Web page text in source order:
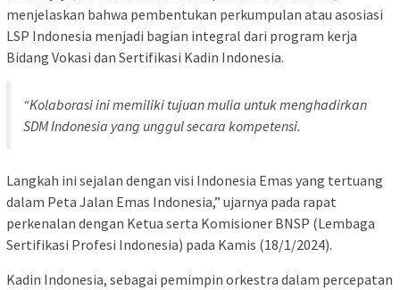
menjelaskan bahwa pembentukan perkumpulan atau asosiasi
LSP Indonesia menjadi bagian integral dari program kerja
Bidang Vokasi dan Sertifikasi Kadin Indonesia.
“Kolaborasi ini memiliki tujuan mulia untuk menghadirkan
SDM Indonesia yang unggul secara kompetensi.
Langkah ini sejalan dengan visi Indonesia Emas yang tertuang
dalam Peta Jalan Emas Indonesia,” ujarnya pada rapat
perkenalan dengan Ketua serta Komisioner BNSP (Lembaga
Sertifikasi Profesi Indonesia) pada Kamis (18/1/2024).
Kadin Indonesia, sebagai pemimpin orkestra dalam percepatan